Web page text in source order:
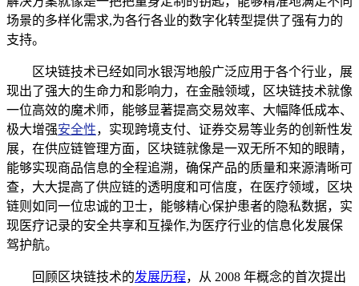
场景的多样化需求,为各行各业的数字化转型提供了强有力的
支持。
区块链技术已经如同水银泻地般广泛应用于各个行业，展
现出了强大的生命力和影响力，在金融领域，区块链技术就像
一位高效的魔术师，能够显著提高交易效率、大幅降低成本、
极大增强安全性，实现跨境支付、证券交易等业务的创新性发
展，在供应链管理方面，区块链就像是一双无所不知的眼睛，
能够实现商品信息的全程追溯，确保产品的质量和来源清晰可
查，大大提高了供应链的透明度和可信度，在医疗领域，区块
链则如同一位忠诚的卫士，能够精心保护患者的隐私数据，实
现医疗记录的安全共享和互操作,为医疗行业的信息化发展保
驾护航。
回顾区块链技术的发展历程，从 2008 年概念的首次提出